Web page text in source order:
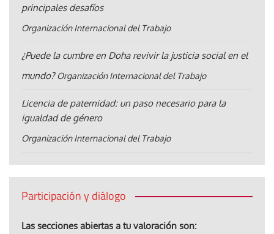
principales desafíos
Organización Internacional del Trabajo
¿Puede la cumbre en Doha revivir la justicia social en el
mundo? Organización Internacional del Trabajo
Licencia de paternidad: un paso necesario para la
igualdad de género
Organización Internacional del Trabajo
Participación y diálogo
Las secciones abiertas a tu valoración son: